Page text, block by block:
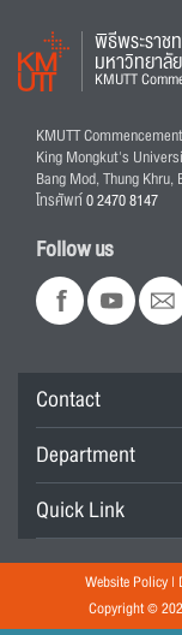
พิธีพระรา
มหาวิทยาลั
KMUTT
KMUTT
King Mongkut's
Bang Mod, Thung
โทรศัพท์0 2470 8147
Follow us
Contact
Department
Quick Link
Website Policy|
Copyright ©